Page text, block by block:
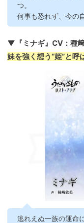
つ。
何事も恐れず、今の
▼『ミナギ』CV：種
妹を強く想う“姫”と呼
逃れえぬ一族の運命